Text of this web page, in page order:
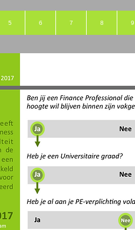
5 6 7 8 9